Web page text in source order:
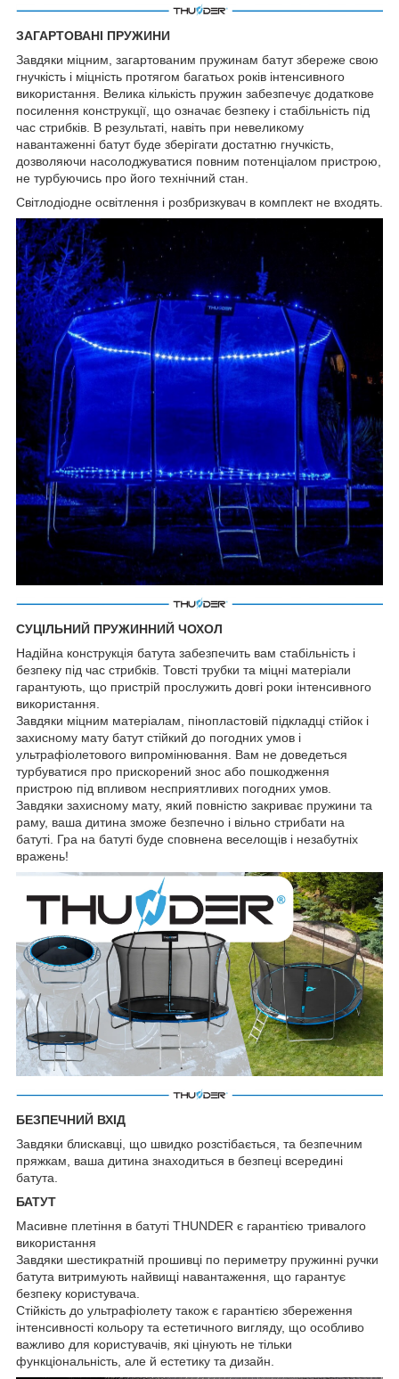
ЗАГАРТОВАНІ ПРУЖИНИ
Завдяки міцним, загартованим пружинам батут збереже свою
гнучкість і міцність протягом багатьох років інтенсивного
використання. Велика кількість пружин забезпечує додаткове
посилення конструкції, що означає безпеку і стабільність під
час стрибків. В результаті, навіть при невеликому
навантаженні батут буде зберігати достатню гнучкість,
дозволяючи насолоджуватися повним потенціалом пристрою,
не турбуючись про його технічний стан.
Світлодіодне освітлення і розбризкувач в комплект не входять.
СУЦІЛЬНИЙ ПРУЖИННИЙ ЧОХОЛ
Надійна конструкція батута забезпечить вам стабільність і
безпеку під час стрибків. Товсті трубки та міцні матеріали
гарантують, що пристрій прослужить довгі роки інтенсивного
використання.
Завдяки міцним матеріалам, пінопластовій підкладці стійок і
захисному мату батут стійкий до погодних умов і
ультрафіолетового випромінювання. Вам не доведеться
турбуватися про прискорений знос або пошкодження
пристрою під впливом несприятливих погодних умов.
Завдяки захисному мату, який повністю закриває пружини та
раму, ваша дитина зможе безпечно і вільно стрибати на
батуті. Гра на батуті буде сповнена веселощів і незабутніх
вражень!
БЕЗПЕЧНИЙ ВХІД
Завдяки блискавці, що швидко розстібається, та безпечним
пряжкам, ваша дитина знаходиться в безпеці всередині
батута.
БАТУТ
Масивне плетіння в батуті THUNDER є гарантією тривалого
використання
Завдяки шестикратній прошивці по периметру пружинні ручки
батута витримують найвищі навантаження, що гарантує
безпеку користувача.
Стійкість до ультрафіолету також є гарантією збереження
інтенсивності кольору та естетичного вигляду, що особливо
важливо для користувачів, які цінують не тільки
функціональність, але й естетику та дизайн.